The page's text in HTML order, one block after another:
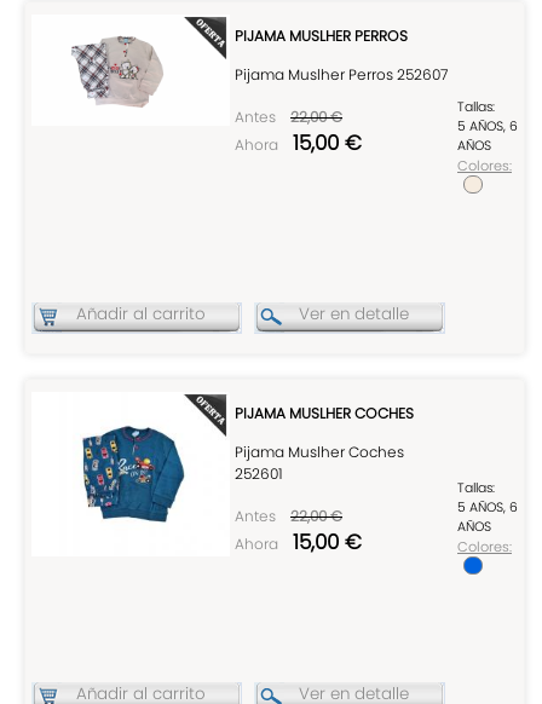
PIJAMA MUSLHER PERROS
Pijama Muslher Perros 252607
Antes
22,00 €
Ahora
15,00 €
Tallas:
5 AÑOS, 6
AÑOS
Colores:
Añadir al carrito Ver en detalle
PIJAMA MUSLHER COCHES
Pijama Muslher Coches
252601
Antes
22,00 €
Ahora
15,00 €
Tallas:
5 AÑOS, 6
AÑOS
Colores:
Añadir al carrito Ver en detalle